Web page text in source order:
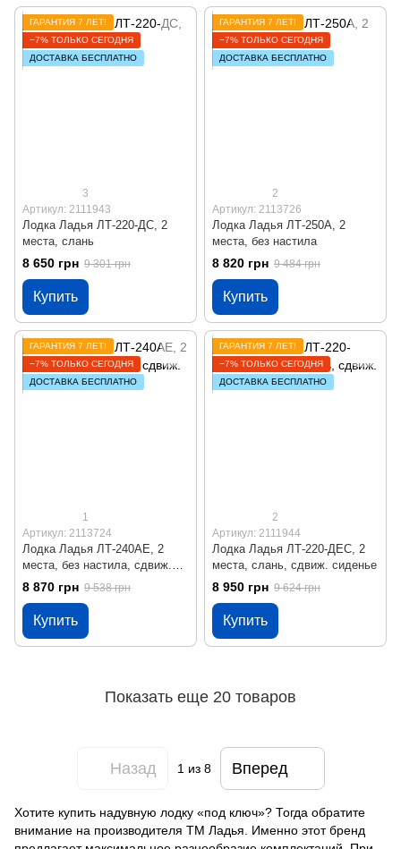
ГАРАНТИЯ 7 ЛЕТ!
−7% ТОЛЬКО СЕГОДНЯ
ДОСТАВКА БЕСПЛАТНО
3
Артикул: 2111943
Лодка Ладья ЛТ-220-ДС, 2
места, слань
8 650 грн 9 301 грн
Купить
ГАРАНТИЯ 7 ЛЕТ!
−7% ТОЛЬКО СЕГОДНЯ
ДОСТАВКА БЕСПЛАТНО
2
Артикул: 2113726
Лодка Ладья ЛТ-250А, 2
места, без настила
8 820 грн 9 484 грн
Купить
ГАРАНТИЯ 7 ЛЕТ!
−7% ТОЛЬКО СЕГОДНЯ
ДОСТАВКА БЕСПЛАТНО
1
Артикул: 2113724
Лодка Ладья ЛТ-240АЕ, 2
места, без настила, сдвиж.
сиденье
8 870 грн 9 538 грн
Купить
ГАРАНТИЯ 7 ЛЕТ!
−7% ТОЛЬКО СЕГОДНЯ
ДОСТАВКА БЕСПЛАТНО
2
Артикул: 2111944
Лодка Ладья ЛТ-220-ДЕС, 2
места, слань, сдвиж. сиденье
8 950 грн 9 624 грн
Купить
Показать еще 20 товаров
Назад 1из 8 Вперед
Хотите купить надувную лодку «под ключ»? Тогда обратите
внимание на производителя ТМ Ладья. Именно этот бренд